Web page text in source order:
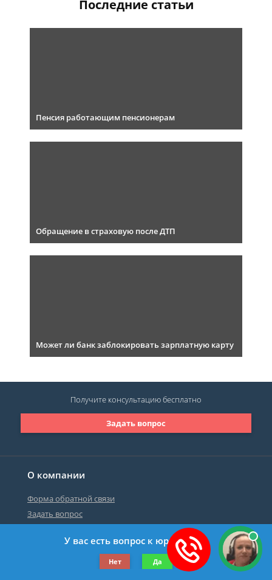
Последние статьи
Пенсия работающим пенсионерам
Обращение в страховую после ДТП
Может ли банк заблокировать зарплатную карту
О компании
Форма обратной связи
Задать вопрос
©2019-2026 Все права защищены.
Задать вопрос
Получите консультациюбесплатно
У вас есть вопрос к юристу?
Нет Да